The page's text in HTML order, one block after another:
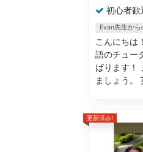
初心者歓
Evan先生か
こんにちは
語のチュー
ばります！
ましょう。
更新済み!